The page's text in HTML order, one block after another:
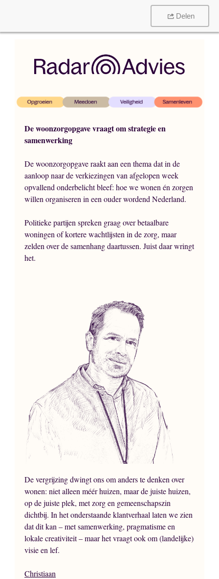
Delen
De woonzorgopgave vraagt om strategie en
samenwerking
De woonzorgopgave raakt aan een thema dat in de
aanloop naar de verkiezingen van afgelopen week
opvallend onderbelicht bleef: hoe we wonen én zorgen
willen organiseren in een ouder wordend Nederland.
Politieke partijen spreken graag over betaalbare
woningen of kortere wachtlijsten in de zorg, maar
zelden over de samenhang daartussen. Juist daar wringt
het.
De vergrijzing dwingt ons om anders te denken over
wonen: niet alleen méér huizen, maar de juiste huizen,
op de juiste plek, met zorg en gemeenschapszin
dichtbij. In het onderstaande klantverhaal laten we zien
dat dit kan – met samenwerking, pragmatisme en
lokale creativiteit – maar het vraagt ook om (landelijke)
visie en lef.
Christiaan